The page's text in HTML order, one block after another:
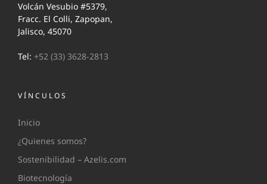
Volcán Vesubio #5379,
Fracc. El Colli, Zapopan,
Jalisco, 45070
Tel: +52 (33) 3628-2813
VÍNCULOS
Inicio
¿Quienes somos?
Sostenibilidad – Azelis.com
Biotecnología